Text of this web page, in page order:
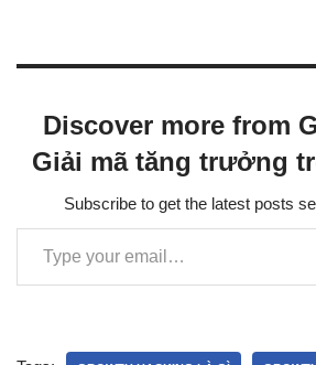
Discover more from
Giải mã tăng trưởng
Subscribe to get the latest posts